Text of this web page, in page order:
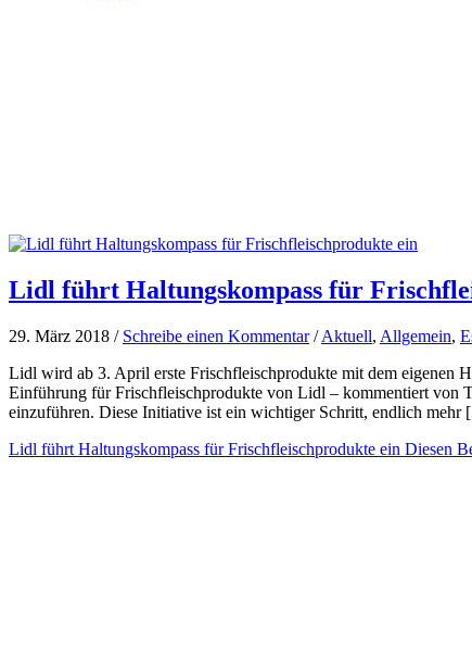
Lidl führt Haltungskompass für
29. März 2018 / Schreibe einen Kommentar /Aktuell, Allgemein,
Lidl wird ab 3. April erste Frischfleischprodukte mit dem eigenen
Einführung für Frischfleischprodukte von Lidl – kommentiert von
einzuführen. Diese Initiative ist ein wichtiger Schritt, endlich
Lidl führt Haltungskompass für Frischfleischprodukte ein Diesen